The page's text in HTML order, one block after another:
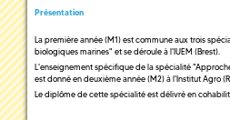
Présentation
La première année (M1) est commune aux trois
biologiques marines" et se déroule à l'IUEM (Brest).
L'enseignement spécifique de la spécialité
est donné en deuxième année (M2) à l'Institut Agro
Le diplôme de cette spécialité est délivré en